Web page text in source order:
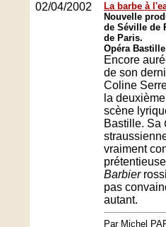
02/04/2002
La barbe à
Nouvelle
de Séville de
de Paris.
Opéra
Encore
de son
Coline
la
scène
Bastille. Sa
vraiment
Barbier
pas
autant.
Par Michel